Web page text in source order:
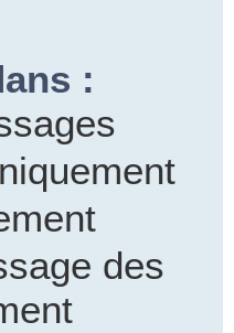
:
des